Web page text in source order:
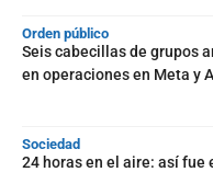
Orden público
Seis cabecillas de grupos
en operaciones en Meta y
Sociedad
24 horas en el aire: así fue